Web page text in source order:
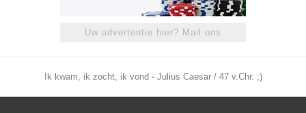
Uw advertentie hier? Mail ons
Ik kwam, ik zocht, ik vond - Julius Caesar / 47 v.Chr. ;)